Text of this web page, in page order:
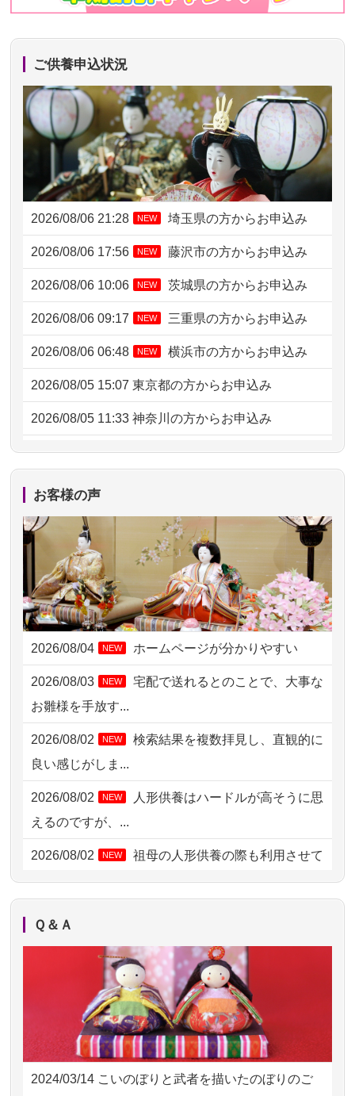
ご供養申込状況
2026/08/06 21:28 NEW 埼玉県の方からお申込み
2026/08/06 17:56 NEW 藤沢市の方からお申込み
2026/08/06 10:06 NEW 茨城県の方からお申込み
2026/08/06 09:17 NEW 三重県の方からお申込み
2026/08/06 06:48 NEW 横浜市の方からお申込み
2026/08/05 15:07 東京都の方からお申込み
2026/08/05 11:33 神奈川の方からお申込み
2026/08/04 17:34 西亀有の方からお申込み
2026/08/04 15:40
2026/08/04 14:04 東京都の方からお申込み
2026/08/04 00:38 中野区の方からお申込み
2026/08/03 21:17 愛知県の方からお申込み
2026/08/02 18:47 虎ノ門の方からお申込み
2026/08/02 11:15 千葉県の方からお申込み
2026/08/02 10:39 神奈川の方からお申込み
2026/08/01 19:28 東京都の方からお申込み
2026/08/01 17:10
2026/08/01 11:07 さいたの方からお申込み
2026/07/31 17:28 栃木県の方からお申込み
2026/07/31 12:32
2026/07/31 10:29 京都市の方からお申込み
2026/07/31 08:41 埼玉県の方からお申込み
2026/07/30 22:27 墨田区の方からお申込み
2026/07/30 17:02 神奈川の方からお申込み
2026/07/30 15:59 神奈川の方からお申込み
お客様の声
2026/08/04 NEW ホームページが分かりやすい
2026/08/03 NEW
宅配で送れるとのことで、大事な
お雛様を手放す...
2026/08/02 NEW
検索結果を複数拝見し、直観的に
良い感じがしま...
2026/08/02 NEW
人形供養はハードルが高そうに思
えるのですが、...
2026/08/02 NEW
祖母の人形供養の際も利用させて
いただき安心感がある
供養の内容（料金や送り方等）がとて
も丁寧に説...
2026/07/18つい先日も利用させていただきまし
た。 手続...
2026/07/18 大切にしていたお人形をきちんと供養
Ｑ＆Ａ
2024/03/14 こいのぼりと武者を描いたのぼりのご